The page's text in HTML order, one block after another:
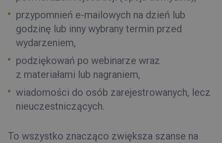
przypomnień e-mailowych na dzień lub
godzinę lub inny wybrany termin przed
wydarzeniem,
podziękowań po webinarze wraz
z materiałami lub nagraniem,
wiadomości do osób zarejestrowanych, lecz
nieuczestniczących.
To wszystko znacząco zwiększa szanse na